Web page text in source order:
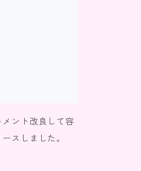
ント改良して容
スしました。